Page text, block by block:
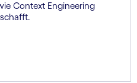
Context Engineering